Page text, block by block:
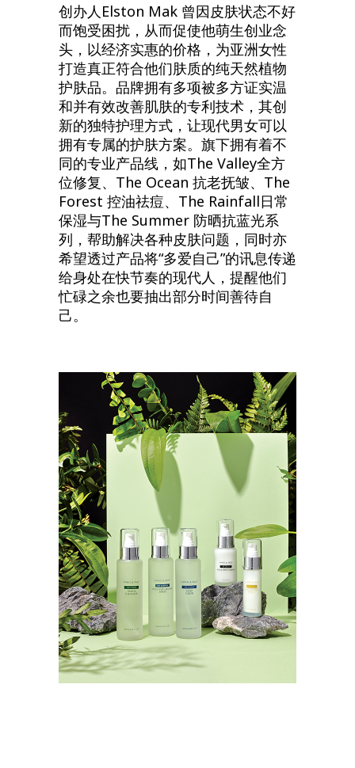
创办人Elston Mak 曾因皮肤状态不好
而饱受困扰，从而促使他萌生创业念
头，以经济实惠的价格，为亚洲女性
打造真正符合他们肤质的纯天然植物
护肤品。品牌拥有多项被多方证实温
和并有效改善肌肤的专利技术，其创
新的独特护理方式，让现代男女可以
拥有专属的护肤方案。旗下拥有着不
同的专业产品线，如The Valley全方
位修复、The Ocean 抗老抚皱、The
Forest 控油祛痘、The Rainfall日常
保湿与The Summer 防晒抗蓝光系
列，帮助解决各种皮肤问题，同时亦
希望透过产品将“多爱自己”的讯息传递
给身处在快节奏的现代人，提醒他们
忙碌之余也要抽出部分时间善待自
己。